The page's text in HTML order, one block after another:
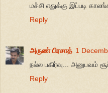
மச்சி எதுக்கு இப்படி
Reply
அருண் பிரசாத் 1
நல்ல பகிர்வு... அனுபவம்
Reply